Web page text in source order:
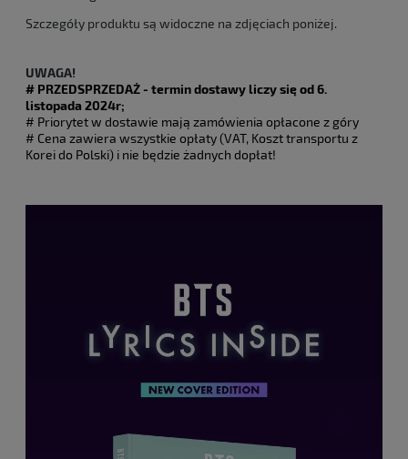
Szczegóły produktu są widoczne na zdjęciach poniżej.
UWAGA!
# PRZEDSPRZEDAŻ - termin dostawy liczy się od6.
listopada 2024r;
# Priorytet w dostawie mają zamówienia opłacone z góry
# Cena zawiera wszystkie opłaty (VAT, Koszt transportu z
Korei do Polski) i nie będzie żadnych dopłat!